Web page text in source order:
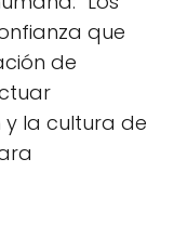
que
de
y la cultura de